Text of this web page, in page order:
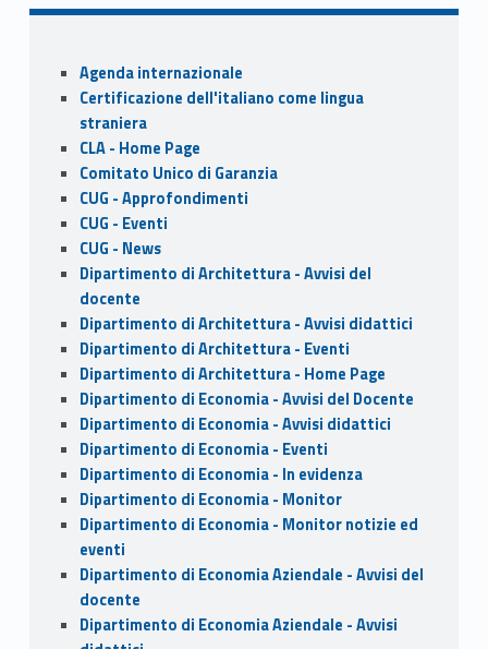
b
o
o
k
d
o
n
l e
Sidebar
Agenda internazionale
Certificazione dell'italiano come lingua
straniera
CLA - Home Page
Comitato Unico di Garanzia
CUG - Approfondimenti
CUG - Eventi
CUG - News
Dipartimento di Architettura - Avvisi del
docente
Dipartimento di Architettura - Avvisi didattici
Dipartimento di Architettura - Eventi
Dipartimento di Architettura - Home Page
Dipartimento di Economia - Avvisi del Docente
Dipartimento di Economia - Avvisi didattici
Dipartimento di Economia - Eventi
Dipartimento di Economia - In evidenza
Dipartimento di Economia - Monitor
Dipartimento di Economia - Monitor notizie ed
eventi
Dipartimento di Economia Aziendale - Avvisi del
docente
Dipartimento di Economia Aziendale - Avvisi